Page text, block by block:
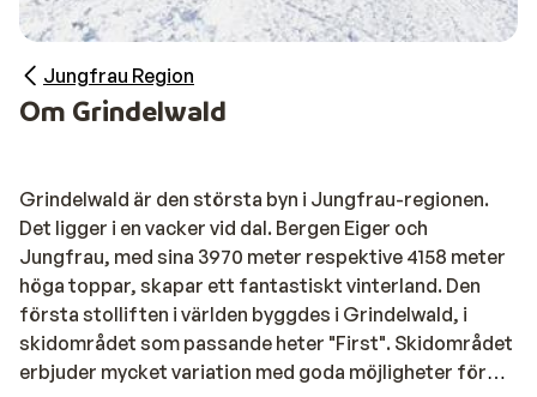
Jungfrau Region
Om Grindelwald
Grindelwald är den största byn i Jungfrau-regionen.
Det ligger i en vacker vid dal. Bergen Eiger och
Jungfrau, med sina 3970 meter respektive 4158 meter
höga toppar, skapar ett fantastiskt vinterland. Den
första stolliften i världen byggdes i Grindelwald, i
skidområdet som passande heter "First". Skidområdet
erbjuder mycket variation med goda möjligheter för